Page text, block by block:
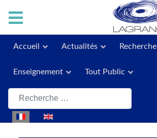
Accueil Actualités Recherche
Enseignement Tout Public
Rechercher
Sélectionnez votre langue